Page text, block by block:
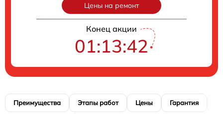
Цены на ремонт
Конец акции
01:13:41
Преимущества Этапы работ Цены Гарантия